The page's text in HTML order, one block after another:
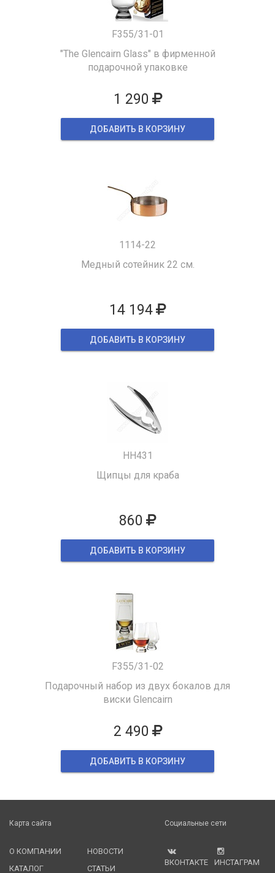
F355/31-01
"The Glencairn Glass" в фирменной
подарочной упаковке
1 290
ДОБАВИТЬ В КОРЗИНУ
1114-22
Медный сотейник 22 см.
14 194
ДОБАВИТЬ В КОРЗИНУ
HH431
Щипцы для краба
860
ДОБАВИТЬ В КОРЗИНУ
F355/31-02
Подарочный набор из двух бокалов для
виски Glencairn
2 490
ДОБАВИТЬ В КОРЗИНУ
Карта сайта
О КОМПАНИИ
КАТАЛОГ
НОВОСТИ
СТАТЬИ
Социальные сети
ВКОНТАКТЕ ИНСТАГРАМ